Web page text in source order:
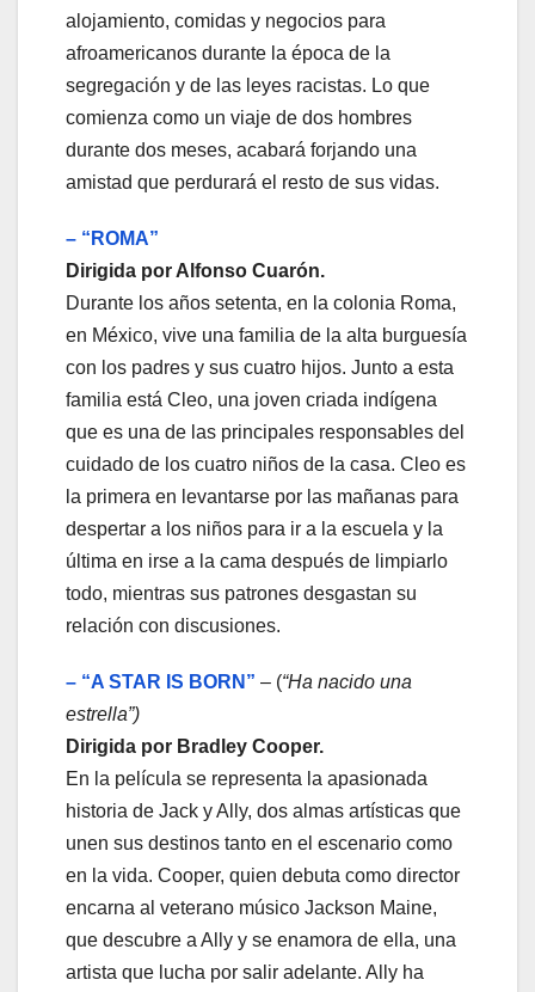
alojamiento, comidas y negocios para
afroamericanos durante la época de la
segregación y de las leyes racistas. Lo que
comienza como un viaje de dos hombres
durante dos meses, acabará forjando una
amistad que perdurará el resto de sus vidas.
– “ROMA”
Dirigida por Alfonso Cuarón.
Durante los años setenta, en la colonia Roma,
en México, vive una familia de la alta burguesía
con los padres y sus cuatro hijos. Junto a esta
familia está Cleo, una joven criada indígena
que es una de las principales responsables del
cuidado de los cuatro niños de la casa. Cleo es
la primera en levantarse por las mañanas para
despertar a los niños para ir a la escuela y la
última en irse a la cama después de limpiarlo
todo, mientras sus patrones desgastan su
relación con discusiones.
– “A STAR IS BORN” – (“Ha nacido una
estrella”)
Dirigida por Bradley Cooper.
En la película se representa la apasionada
historia de Jack y Ally, dos almas artísticas que
unen sus destinos tanto en el escenario como
en la vida. Cooper, quien debuta como director
encarna al veterano músico Jackson Maine,
que descubre a Ally y se enamora de ella, una
artista que lucha por salir adelante. Ally ha